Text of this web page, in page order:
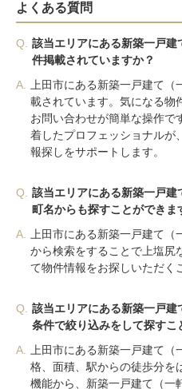
よくある質問
Q.
該当エリアにある新築一戸
件掲載されていますか？
A.
上田市にある新築一戸建て
載されています。気になる物
お問い合わせが簡単な操作で
着したプロフェッショナルが
報探しをサポートします。
Q.
該当エリアにある新築一戸建
町名からも探すことができま
A.
上田市にある新築一戸建て
から検索をすることで上塩尻
て物件情報をお探しいただく
Q.
該当エリアにある新築一戸建
条件で絞り込みをして探すこ
A.
上田市にある新築一戸建て
格、面積、駅からの徒歩分を
機能から、新築一戸建て（一